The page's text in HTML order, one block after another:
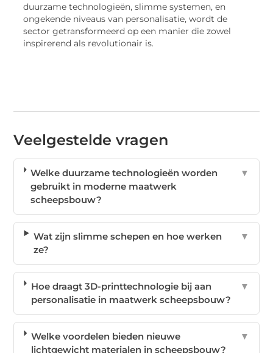
duurzame technologieën, slimme systemen, en
ongekende niveaus van personalisatie, wordt de
sector getransformeerd op een manier die zowel
inspirerend als revolutionair is.
Veelgestelde vragen
Welke duurzame technologieën worden
gebruikt in moderne maatwerk
scheepsbouw?
▼
Wat zijn slimme schepen en hoe werken
ze?
▼
Hoe draagt 3D-printtechnologie bij aan
personalisatie in maatwerk scheepsbouw?
▼
Welke voordelen bieden nieuwe
lichtgewicht materialen in scheepsbouw?
▼